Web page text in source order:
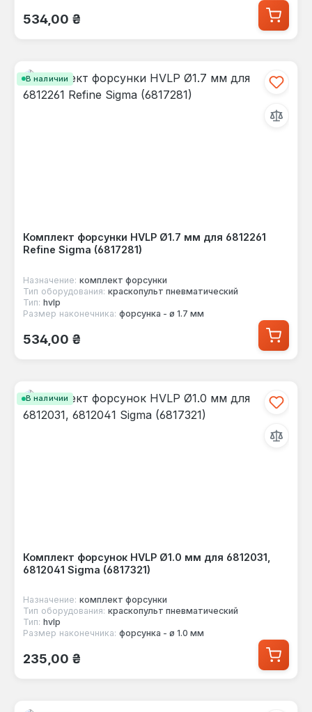
Обычная цена:
534,00 ₴
В наличии
Комплект форсунки HVLP Ø1.7 мм для 6812261
Refine Sigma (6817281)
Назначение: комплект форсунки
Тип оборудования: краскопульт пневматический
Тип: hvlp
Размер наконечника: форсунка - ø 1.7 мм
Обычная цена:
534,00 ₴
В наличии
Комплект форсунок HVLP Ø1.0 мм для 6812031,
6812041 Sigma (6817321)
Назначение: комплект форсунки
Тип оборудования: краскопульт пневматический
Тип: hvlp
Размер наконечника: форсунка - ø 1.0 мм
Обычная цена:
235,00 ₴